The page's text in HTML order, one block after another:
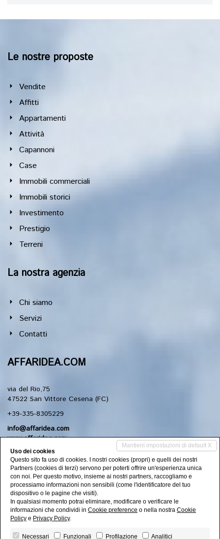
Le nostre proposte
Vendite
Affitti
Appartamenti
Attività
Capannoni
Case
Immobili commerciali
Immobili storici
Investimento
Prestigio
Terreni
La nostra agenzia
Chi siamo
Servizi
Contatti
AFFARIDEA.COM
via del Rio,75
47522 San Vittore Cesena (FC)
+39-335-8305229
info@affaridea.com
www.affaridea.com
Social Networks
Seguici sui nostri canali social
Mantieni impostazioni di default X
Uso dei cookies
Questo sito fa uso di cookies. I nostri cookies (propri) e quelli dei nostri
Partners (cookies di terzi) servono per poterti offrire un'esperienza unica
con noi. Per questo motivo, insieme ai nostri partners, raccogliamo e
processiamo informazioni non sensibili (come l'identificatore del tuo
dispositivo o le pagine che visiti).
In qualsiasi momento potrai eliminare, modificare o verificare le
informazioni che condividi in Cookie preference o nella nostra Cookie
Policy e Privacy Policy.
Necessari Funzionali Profilazione Analitici